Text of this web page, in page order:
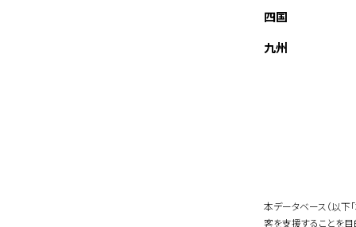
四国
九州
本データベース（以下
客を支援することを目